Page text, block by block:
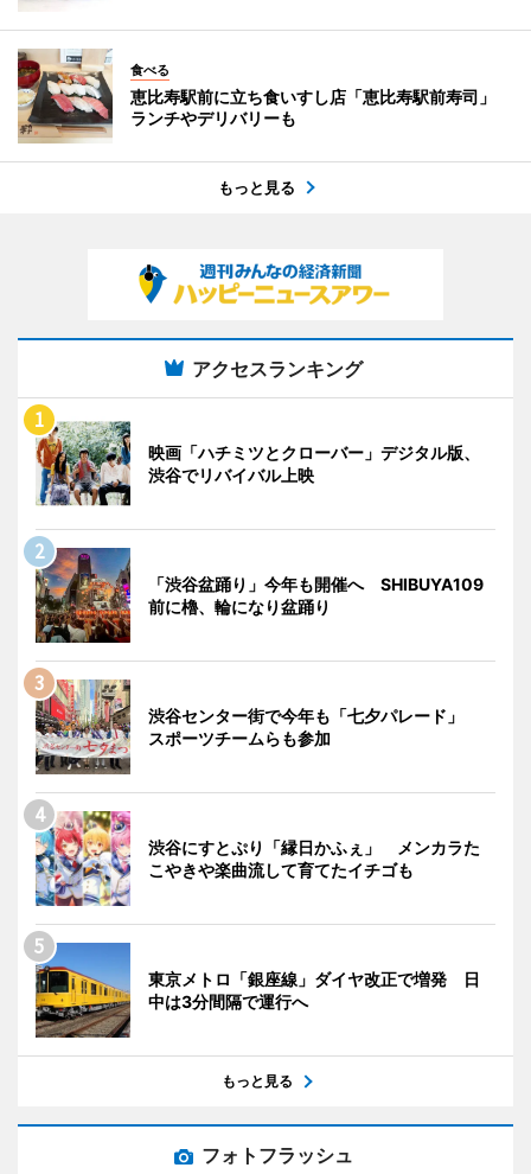
食べる
恵比寿駅前に立ち食いすし店「恵比寿駅前寿司」
ランチやデリバリーも
もっと見る
アクセスランキング
映画「ハチミツとクローバー」デジタル版、
渋谷でリバイバル上映
「渋谷盆踊り」今年も開催へ SHIBUYA109
前に櫓、輪になり盆踊り
渋谷センター街で今年も「七夕パレード」
スポーツチームらも参加
渋谷にすとぷり「縁日かふぇ」 メンカラた
こやきや楽曲流して育てたイチゴも
東京メトロ「銀座線」ダイヤ改正で増発 日
中は3分間隔で運行へ
もっと見る
フォトフラッシュ